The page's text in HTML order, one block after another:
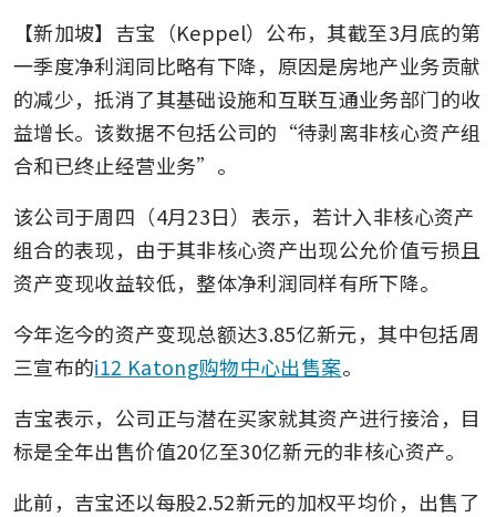
【新加坡】吉宝（Keppel）公布，其截至3月底的第
一季度净利润同比略有下降，原因是房地产业务贡献
的减少，抵消了其基础设施和互联互通业务部门的收
益增长。该数据不包括公司的“待剥离非核心资产组
合和已终止经营业务”。
该公司于周四（4月23日）表示，若计入非核心资产
组合的表现，由于其非核心资产出现公允价值亏损且
资产变现收益较低，整体净利润同样有所下降。
今年迄今的资产变现总额达3.85亿新元，其中包括周
三宣布的i12 Katong购物中心出售案。
吉宝表示，公司正与潜在买家就其资产进行接洽，目
标是全年出售价值20亿至30亿新元的非核心资产。
此前，吉宝还以每股2.52新元的加权平均价，出售了